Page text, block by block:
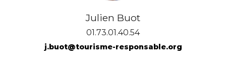
Julien Buot
01.73.01.40.54
j.buot@tourisme-responsable.org